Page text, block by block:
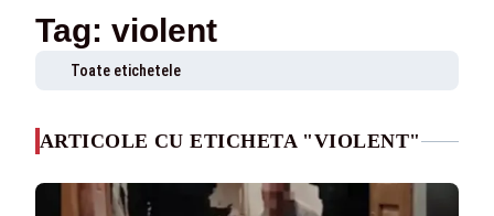
Tag: violent
Toate etichetele
ARTICOLE CU ETICHETA "VIOLENT"